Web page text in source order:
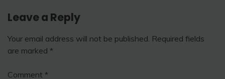
Leave a Reply
Your email address will not be published. Required fields
are marked *
Comment *